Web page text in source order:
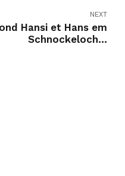
NEXT
Hansi et Hans em
Schnockeloch…